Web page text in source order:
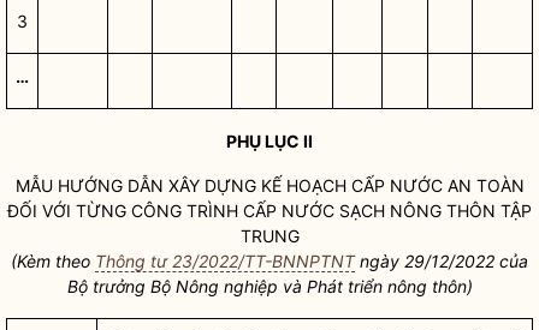
3
…
PHỤ LỤC II
MẪU HƯỚNG DẪN XÂY DỰNG KẾ HOẠCH CẤP NƯỚC AN TOÀN
ĐỐI VỚI TỪNG CÔNG TRÌNH CẤP NƯỚC SẠCH NÔNG THÔN TẬP
TRUNG
(Kèm theo Thông tư 23/2022/TT-BNNPTNTngày 29/12/2022 của
Bộ trưởng Bộ Nông nghiệp và Phát triển nông thôn)